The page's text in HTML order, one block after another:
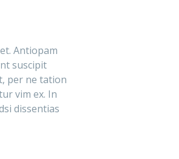
Antiopam
suscipit
per ne tation
vim ex. In
dissentias